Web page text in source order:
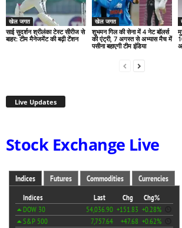
खेल जगत
साई सुदर्शन श्रीलंका टेस्ट सीरीज से
बाहर: टीम मैनेजमेंट की बढ़ी टेंशन
खेल जगत
शुभमन गिल की सेना में 4 नेट बॉलर्स
की एंट्री, 7 अगस्त से अभ्यास मैच में
पसीना बहाएगी टीम इंडिया
Live Updates
Stock Exchange Live